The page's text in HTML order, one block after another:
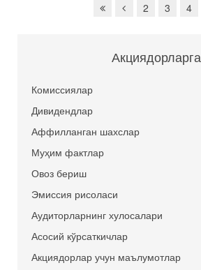
2 3 4
Акциядорларга
Комиссиялар
Дивидендлар
Аффилланган шахслар
Муҳим фактлар
Овоз бериш
Эмиссия рисоласи
Аудиторларнинг хулосалари
Асосий кўрсаткичлар
Акциядорлар учун маълумотлар